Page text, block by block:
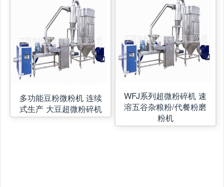
多功能豆粉微粉机 连续
式生产 大豆超微粉碎机
WFJ系列超微粉碎机 速
溶五谷杂粮粉/代餐粉磨
粉机